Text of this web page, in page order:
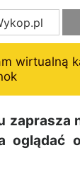
wirtualną
oglądać